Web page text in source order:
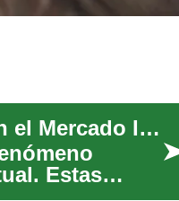
Casas Abandonadas: Una Oportunidad en el Mercado Inmobiliario
Estas